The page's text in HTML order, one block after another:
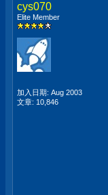
cys070
Elite Member
加入日期: Aug 2003
文章: 10,846